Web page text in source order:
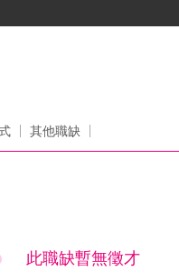
其他職缺
此職缺暫無徵才